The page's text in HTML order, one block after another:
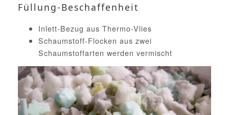
Füllung-Beschaffenheit
Inlett-Bezug aus Thermo-Vlies
Schaumstoff-Flocken aus zwei
Schaumstoffarten werden vermischt